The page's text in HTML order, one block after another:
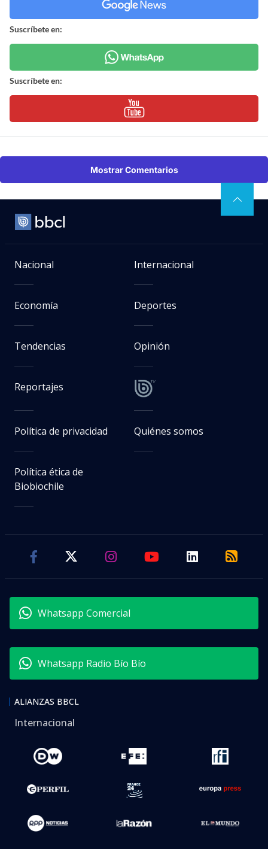
Suscríbete en:
Suscríbete en:
Mostrar Comentarios
Nacional Internacional
Economía Deportes
Tendencias Opinión
Reportajes
Política de privacidad Quiénes somos
Política ética de
Biobiochile
Whatsapp Comercial
Whatsapp Radio Bío Bío
ALIANZAS BBCL
Internacional